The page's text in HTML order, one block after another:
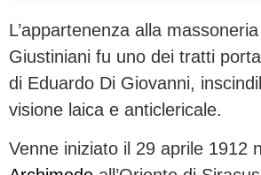
L’appartenenza alla
Giustiniani fu uno dei tratti
di Eduardo Di Giovanni,
visione laica e anticlericale.
Venne iniziato il 29 aprile 1912